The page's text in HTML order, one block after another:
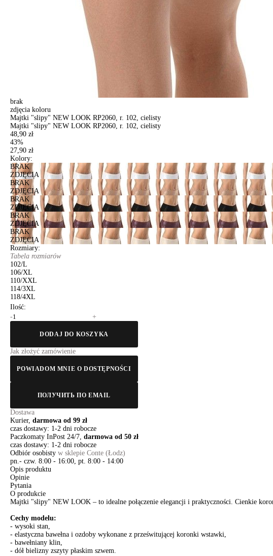
brak
zdjęcia koloru
Majtki "slipy" NEW LOOK RP2060, r. 102, cielisty
Majtki "slipy" NEW LOOK RP2060, r. 102, cielisty
48,90 zł
43%
27,90 zł
Kolory:
BRAK
ZDJĘCIA
BRAK
ZDJĘCIA
BRAK
ZDJĘCIA
BRAK
ZDJĘCIA
BRAK
ZDJĘCIA
Rozmiary:
Tabela rozmiarów
102/L
106/XL
110/XXL
114/3XL
118/4XL
Ilość:
-
+
DODAJ DO KOSZYKA
Jak złożyć zamówienie
POWIADOM MNIE O DOSTĘPNOŚCI
ПОЛУЧИТЬ ПО EMAIL
Dostawa
Kurier, darmowa od 99 zł
czas dostawy: 1-2 dni robocze
Paczkomaty InPost 24/7, darmowa od 50 zł
czas dostawy: 1-2 dni robocze
Odbiór osobisty w sklepie Conte (Łodz)
pn.- czw. 8:00 - 16:00, pt. 8:00 - 14:00
Opis produktu
Opinie
Pytania
O produkcie
Majtki "slipy" NEW LOOK – to idealne połączenie elegancji i praktyczności. Cienkie
Cechy modelu:
- wysoki stan,
- elastyczna bawełna i ozdoby wykonane z prześwitującej koronki wstawki,
- bawełniany klin,
- dół bielizny zszyty płaskim szwem.